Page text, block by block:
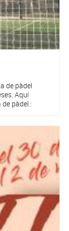
de pàdel
Aquí
pàdel :